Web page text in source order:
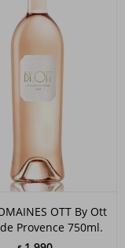
OTT By Ott
Provence 750ml.